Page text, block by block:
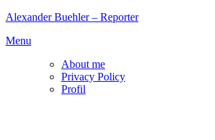
Skip
content
Alexander Buehler – Reporter
Menu
About me
Privacy Policy
Profil